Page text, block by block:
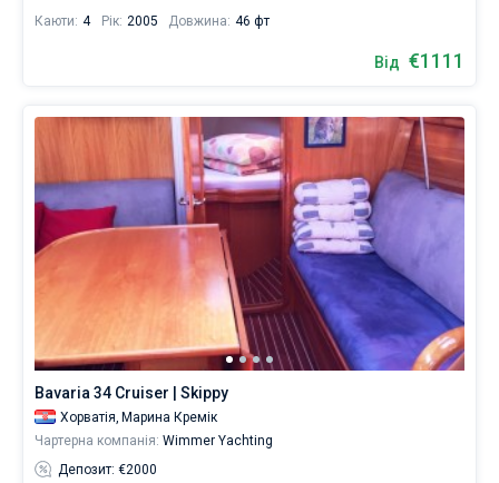
Каюти: 4 Рік: 2005 Довжина: 46 фт
Від €1111
Bavaria 34 Cruiser | Skippy
Хорватія, Марина Кремік
Чартерна компанія: Wimmer Yachting
Депозит: €2000